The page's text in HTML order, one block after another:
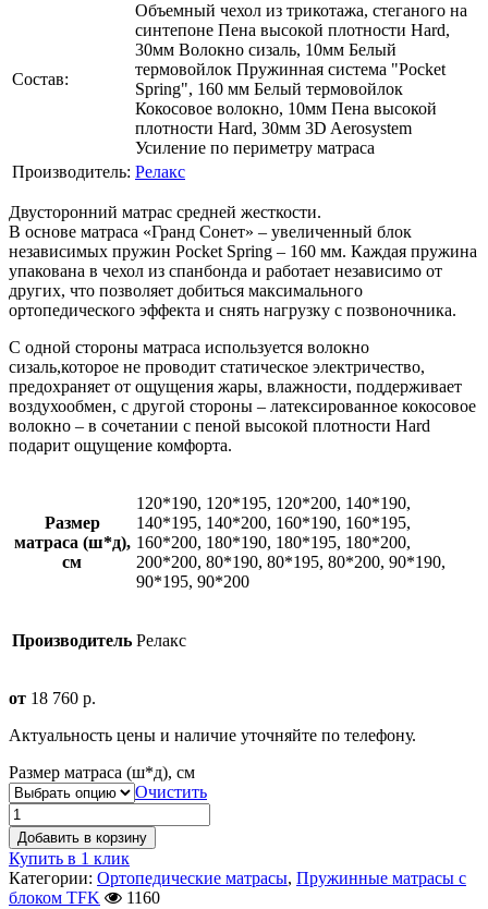
Состав:
Объемный чехол из трикотажа, стеганого на
синтепоне Пена высокой плотности Hard,
30мм Волокно сизаль, 10мм Белый
термовойлок Пружинная система "Pocket
Spring", 160 мм Белый термовойлок
Кокосовое волокно, 10мм Пена высокой
плотности Hard, 30мм 3D Aerosystem
Усиление по периметру матраса
Производитель: Релакс
Двусторонний матрас средней жесткости.
В основе матраса «Гранд Сонет» – увеличенный блок
независимых пружин Pocket Spring – 160 мм. Каждая пружина
упакована в чехол из спанбонда и работает независимо от
других, что позволяет добиться максимального
ортопедического эффекта и снять нагрузку с позвоночника.
С одной стороны матраса используется волокно
сизаль,которое не проводит статическое электричество,
предохраняет от ощущения жары, влажности, поддерживает
воздухообмен, с другой стороны – латексированное кокосовое
волокно – в сочетании с пеной высокой плотности Hard
подарит ощущение комфорта.
Размер
матраса (ш*д),
см
120*190, 120*195, 120*200, 140*190,
140*195, 140*200, 160*190, 160*195,
160*200, 180*190, 180*195, 180*200,
200*200, 80*190, 80*195, 80*200, 90*190,
90*195, 90*200
Производитель Релакс
от 18 760 р.
Актуальность цены и наличие уточняйте по телефону.
Размер матраса (ш*д), см
Очистить
Добавить в корзину
Купить в 1 клик
Категории: Ортопедические матрасы, Пружинные матрасы с
блоком TFK
1160